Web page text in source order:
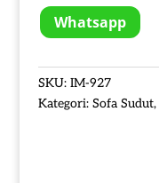
Whatsapp
SKU: IM-927
Kategori: Sofa Sudut,